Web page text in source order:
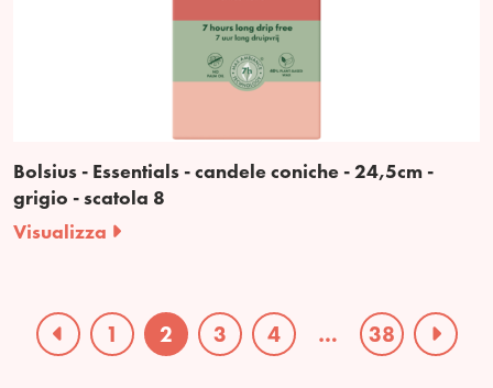
Bolsius - Essentials - candele coniche - 24,5cm -
grigio - scatola 8
Visualizza
1 2 3 4 … 38